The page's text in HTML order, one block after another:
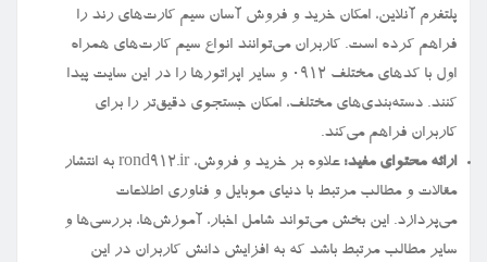
پلتفرم آنلاین، امکان خرید و فروش آسان سیم کارت‌های رند را
فراهم کرده است. کاربران می‌توانند انواع سیم کارت‌های همراه
اول با کدهای مختلف ۰۹۱۲ و سایر اپراتورها را در این سایت پیدا
کنند. دسته‌بندی‌های مختلف، امکان جستجوی دقیق‌تر را برای
کاربران فراهم می‌کند.
ارائه محتوای مفید:
علاوه بر خرید و فروش، rond912.ir به انتشار
مقالات و مطالب مرتبط با دنیای موبایل و فناوری اطلاعات
می‌پردازد. این بخش می‌تواند شامل اخبار، آموزش‌ها، بررسی‌ها و
سایر مطالب مرتبط باشد که به افزایش دانش کاربران در این